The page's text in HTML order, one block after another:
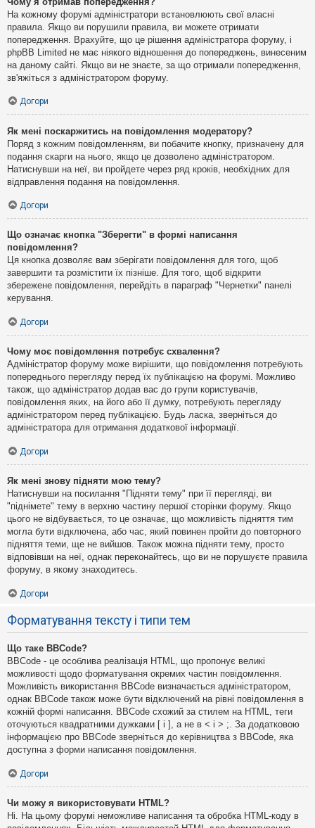
На кожному форумі адміністратори встановлюють свої власні
правила. Якщо ви порушили правила, ви можете отримати
попередження. Врахуйте, що це рішення адміністратора форуму, і
phpBB Limited не має ніякого відношення до попереджень, винесеним
на даному сайті. Якщо ви не знаєте, за що отримали попередження,
зв'яжіться з адміністратором форуму.
Догори
Як мені поскаржитись на повідомлення модератору?
Поряд з кожним повідомленням, ви побачите кнопку, призначену для
подання скарги на нього, якщо це дозволено адміністратором.
Натиснувши на неї, ви пройдете через ряд кроків, необхідних для
відправлення подання на повідомлення.
Догори
Що означає кнопка "Зберегти" в формі написання
повідомлення?
Ця кнопка дозволяє вам зберігати повідомлення для того, щоб
завершити та розмістити їх пізніше. Для того, щоб відкрити
збережене повідомлення, перейдіть в параграф "Чернетки" панелі
керування.
Догори
Чому моє повідомлення потребує схвалення?
Адміністратор форуму може вирішити, що повідомлення потребують
попереднього перегляду перед їх публікацією на форумі. Можливо
також, що адміністратор додав вас до групи користувачів,
повідомлення яких, на його або її думку, потребують перегляду
адміністратором перед публікацією. Будь ласка, зверніться до
адміністратора для отримання додаткової інформації.
Догори
Як мені знову підняти мою тему?
Натиснувши на посилання "Підняти тему" при її перегляді, ви
"піднімете" тему в верхню частину першої сторінки форуму. Якщо
цього не відбувається, то це означає, що можливість підняття тим
могла бути відключена, або час, який повинен пройти до повторного
підняття теми, ще не вийшов. Також можна підняти тему, просто
відповівши на неї, однак переконайтесь, що ви не порушуєте правила
форуму, в якому знаходитесь.
Догори
Форматування тексту і типи тем
Що таке BBCode?
BBCode - це особлива реалізація HTML, що пропонує великі
можливості щодо форматування окремих частин повідомлення.
Можливість використання BBCode визначається адміністратором,
однак BBCode також може бути відключений на рівні повідомлення в
кожній формі написання. BBCode схожий за стилем на HTML, теги
оточуються квадратними дужками [ і ], а не в < і > ;. За додатковою
інформацією про BBCode зверніться до керівництва з BBCode, яка
доступна з форми написання повідомлення.
Догори
Чи можу я використовувати HTML?
Ні. На цьому форумі неможливе написання та обробка HTML-коду в